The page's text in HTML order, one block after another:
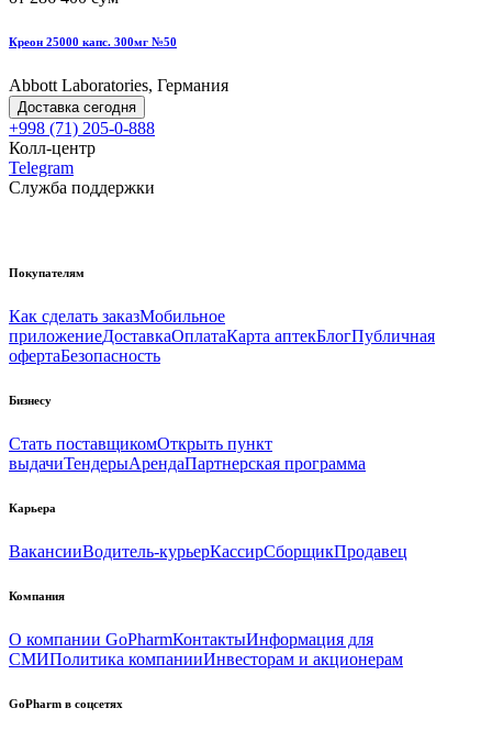
Креон 25000 капс. 300мг №50
Abbott Laboratories, Германия
Доставка сегодня
+998 (71) 205-0-888
Колл-центр
Telegram
Служба поддержки
Покупателям
Как сделать заказМобильное
приложениеДоставкаОплатаКарта аптекБлогПубличная
офертаБезопасность
Бизнесу
Стать поставщикомОткрыть пункт
выдачиТендерыАрендаПартнерская программа
Карьера
ВакансииВодитель-курьерКассирСборщикПродавец
Компания
О компании GoPharmКонтактыИнформация для
СМИПолитика компанииИнвесторам и акционерам
GoPharm в соцсетях